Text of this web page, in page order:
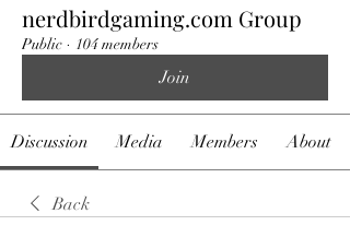
nerdbirdgaming.com Group
Public · 104 members
Join
Discussion Media Members About
Back